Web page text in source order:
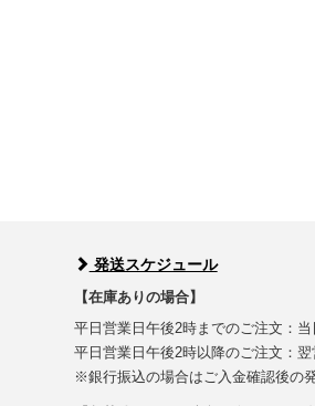
発送スケジュール
【在庫ありの場合】
平日営業日午後2時までのご注文：当
平日営業日午後2時以降のご注文：翌
※銀行振込の場合はご入金確認後の